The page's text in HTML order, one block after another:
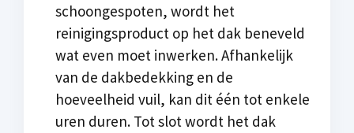
schoongespoten, wordt het
reinigingsproduct op het dak beneveld
wat even moet inwerken. Afhankelijk
van de dakbedekking en de
hoeveelheid vuil, kan dit één tot enkele
uren duren. Tot slot wordt het dak